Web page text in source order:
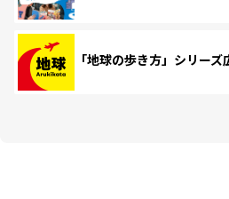
「地球の歩き方」シリー